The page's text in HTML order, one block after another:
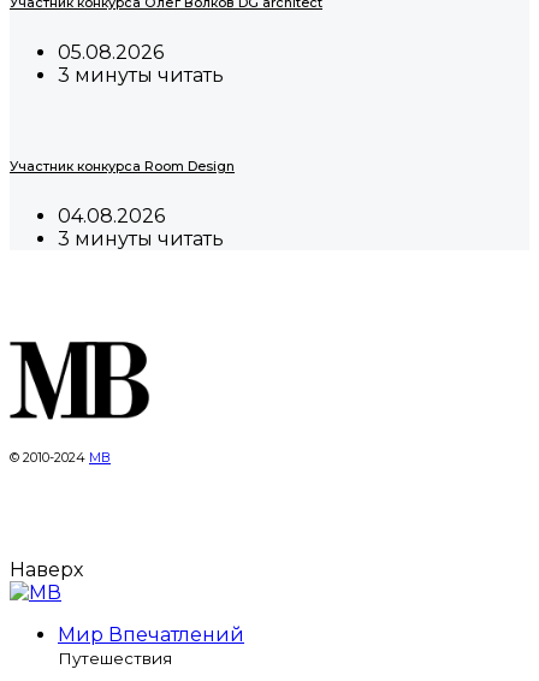
05.08.2026
3 минуты читать
Участник конкурса Room Design
04.08.2026
3 минуты читать
© 2010-2024 МВ
Наверх
Мир Впечатлений
Путешествия